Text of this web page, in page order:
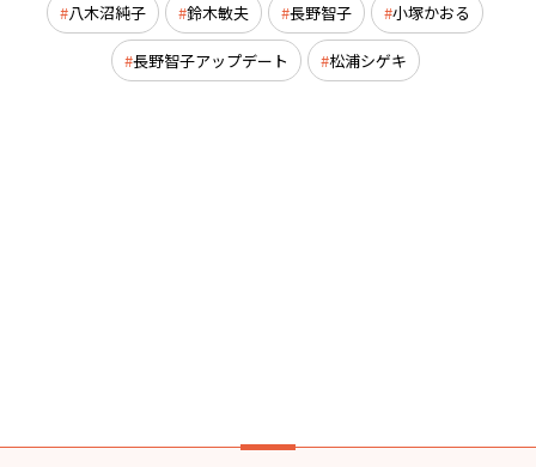
八木沼純子 鈴木敏夫 長野智子 小塚かおる
長野智子アップデート 松浦シゲキ